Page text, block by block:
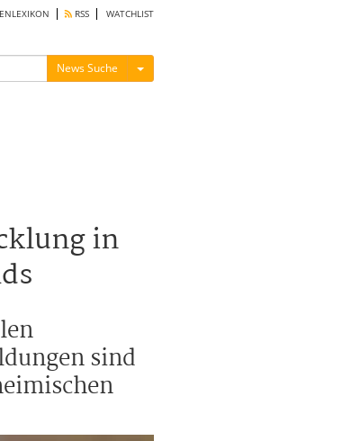
RSS WATCHLIST
News Suche Menü ein-/ausblenden
in
sind